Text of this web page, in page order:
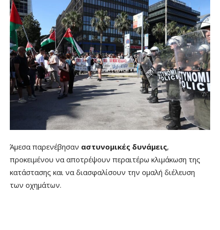
Άμεσα παρενέβησαν αστυνομικές δυνάμεις,
προκειμένου να αποτρέψουν περαιτέρω κλιμάκωση της
κατάστασης και να διασφαλίσουν την ομαλή διέλευση
των οχημάτων.